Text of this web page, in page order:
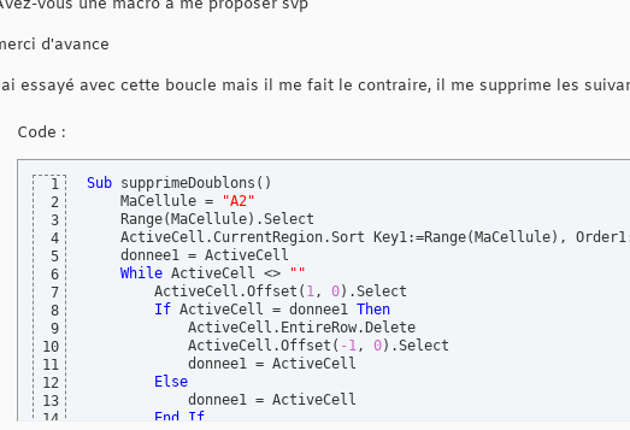
vous une macro a me proposer svp
d'avance
essayé avec cette boucle mais il me fait le contraire, il me supprime les
Code :
1
2
3
4
5
6
7
8
9
10
11
12
13
14
Sub supprimeDoublons ( )
    MaCellule =
"A2"
    Range
( MaCellule) .Select
    ActiveCell.CurrentRegion.Sort Key1:=Range
( MaCellule) ,
    donnee1 = ActiveCell
While ActiveCell <>
""
        ActiveCell.Offset
( 1, 0) .Select
If ActiveCell = donnee1 Then
            ActiveCell.EntireRow.Delete
            ActiveCell.Offset
( -1, 0) .Select
            donnee1 = ActiveCell
Else
            donnee1 = ActiveCell
End If